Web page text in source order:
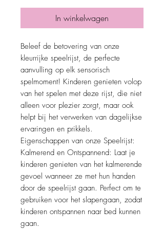
In winkelwagen
Beleef de betovering van onze
kleurrijke speelrijst, de perfecte
aanvulling op elk sensorisch
spelmoment! Kinderen genieten volop
van het spelen met deze rijst, die niet
alleen voor plezier zorgt, maar ook
helpt bij het verwerken van dagelijkse
ervaringen en prikkels.
Eigenschappen van onze Speelrijst:
Kalmerend en Ontspannend: Laat je
kinderen genieten van het kalmerende
gevoel wanneer ze met hun handen
door de speelrijst gaan. Perfect om te
gebruiken voor het slapengaan, zodat
kinderen ontspannen naar bed kunnen
gaan.